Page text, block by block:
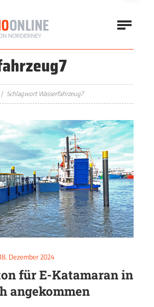
Schlagwort Wasserfahrzeug7
Dezember 2024
für E-Katamaran in
angekommen